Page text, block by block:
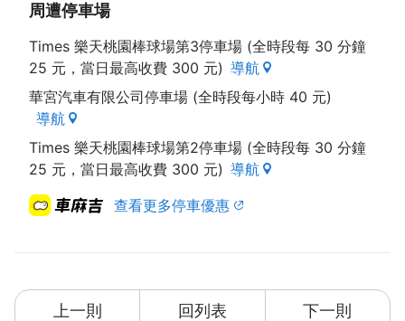
周遭停車場
Times 樂天桃園棒球場第3停車場 (全時段每 30 分鐘
25 元，當日最高收費 300 元) 導航
華宮汽車有限公司停車場 (全時段每小時 40 元)
導航
Times 樂天桃園棒球場第2停車場 (全時段每 30 分鐘
25 元，當日最高收費 300 元) 導航
查看更多停車優惠
上一則 回列表 下一則